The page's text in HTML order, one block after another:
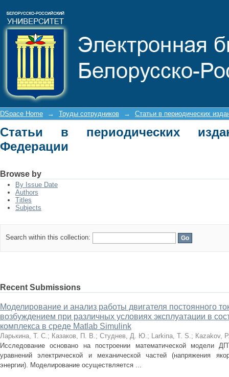
DSpace Home → Труды сотрудников → Статьи в периодических
Статьи в периодических
Федерации
Browse by
By Issue Date
Authors
Titles
Subjects
Search within this collection:
Recent Submissions
Моделирование и анализ работы двигателя постоянного
возбуждением при различных условиях эксплуатации в
комплекса в среде Matlab Simulink
Ларькина, Т. С.; Казаков, П. В.; Студнев, Д. Ю.; Lаrkiпа, Т. S.; Каzаkоv,
Исследование основано на построении математической модели
уравнений электрической и механической частей (напряжения
энергии). Моделирование осуществляется ...